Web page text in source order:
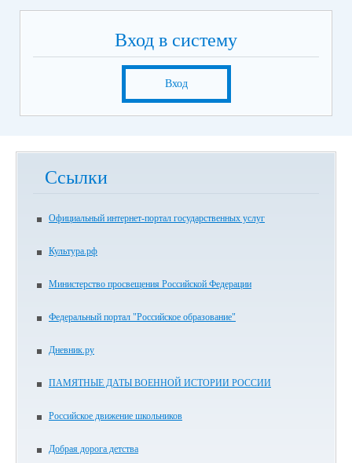
Вход в систему
Вход
Ссылки
Официальный интернет-портал государственных услуг
Культура.рф
Министерство просвещения Российской Федерации
Федеральный портал "Российское образование"
Дневник.ру
ПАМЯТНЫЕ ДАТЫ ВОЕННОЙ ИСТОРИИ РОССИИ
Российское движение школьников
Добрая дорога детства